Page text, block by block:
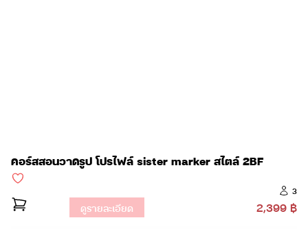
คอร์สสอนวาดรูป โปรไฟล์ sister marker สไตล์ 2BF
3
ดูรายละเอียด 2,399 ฿